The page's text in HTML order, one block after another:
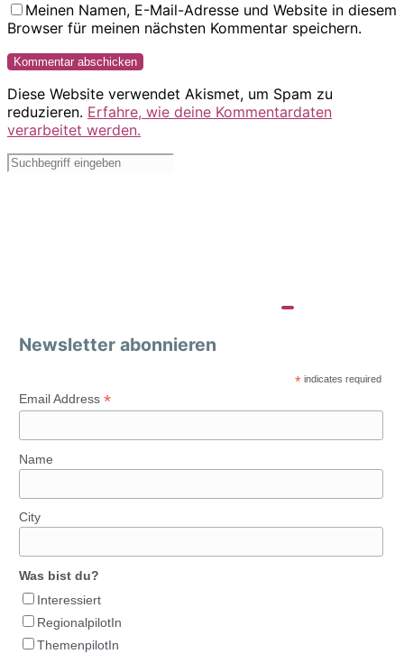
Meinen Namen, E-Mail-Adresse und Website in diesem
Browser für meinen nächsten Kommentar speichern.
Diese Website verwendet Akismet, um Spam zu
reduzieren. Erfahre, wie deine Kommentardaten
verarbeitet werden.
Newsletter abonnieren
* indicates required
Email Address *
Name
City
Was bist du?
Interessiert
RegionalpilotIn
ThemenpilotIn